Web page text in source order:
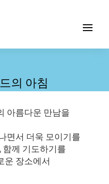
의 아침
아름다운 만남을
면서 더욱 모이기를
께 기도하기를
운 장소에서